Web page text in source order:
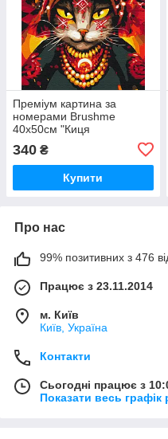
Преміум картина за
номерами Brushme
40x50см "Киця
Пащук" PBS53282
340 ₴
Купити
Про нас
99% позитивних з 476
Працює з 23.11.2014
м. Київ
Київ, Україна
Контакти
Сьогодні працює з
Показати весь графік